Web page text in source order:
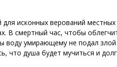
исконных верований местных
В смертный час, чтобы
воду умирающему не подал
что душа будет мучиться и